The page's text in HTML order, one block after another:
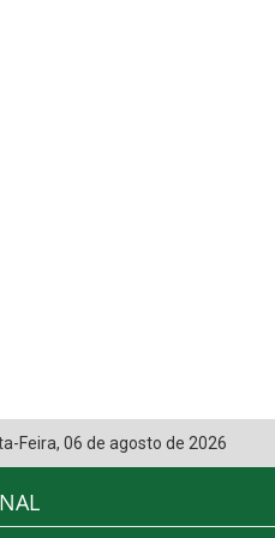
Feira, 06 de agosto de 2026